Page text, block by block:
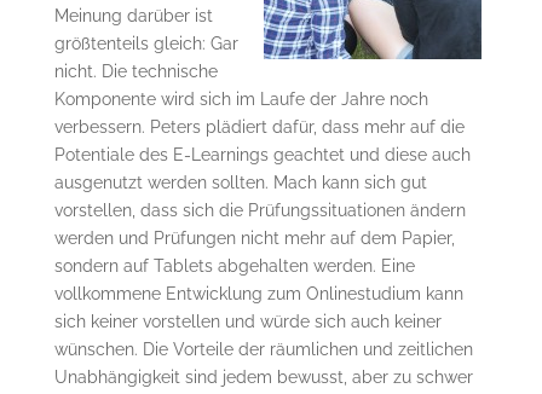
Meinung darüber ist
größtenteils gleich: Gar
nicht. Die technische
Komponente wird sich im Laufe der Jahre noch
verbessern. Peters plädiert dafür, dass mehr auf die
Potentiale des E-Learnings geachtet und diese auch
ausgenutzt werden sollten. Mach kann sich gut
vorstellen, dass sich die Prüfungssituationen ändern
werden und Prüfungen nicht mehr auf dem Papier,
sondern auf Tablets abgehalten werden. Eine
vollkommene Entwicklung zum Onlinestudium kann
sich keiner vorstellen und würde sich auch keiner
wünschen. Die Vorteile der räumlichen und zeitlichen
Unabhängigkeit sind jedem bewusst, aber zu schwer